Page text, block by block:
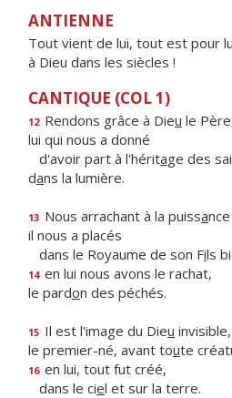
ANTIENNE
Tout vient de lui, tout est pour
à Dieu dans les siècles !
CANTIQUE (COL 1)
12 Rendons grâce à Dieu le
lui qui nous a donné
d'avoir part à l'héritage des
dans la lumière.
13 Nous arrachant à la puissa
il nous a placés
dans le Royaume de son Fils
14 en lui nous avons le rachat,
le pardon des péchés.
15 Il est l'image du Dieu
le premier-né, avant toute
16 en lui, tout fut créé,
dans le ciel et sur la terre.